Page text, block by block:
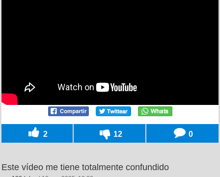
2 12 0
Este vídeo me tiene totalmente confundido